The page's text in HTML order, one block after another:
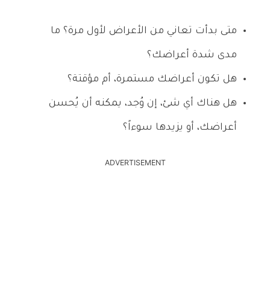
متى بدأت تعاني من الأعراض لأول مرة؟ ما
مدى شدة أعراضك؟
هل تكون أعراضك مستمرة، أم مؤقتة؟
هل هناك أي شئ، إن وُجد، يمكنه أن يُحسن
أعراضك، أو يزيدها سوءاً؟
ADVERTISEMENT